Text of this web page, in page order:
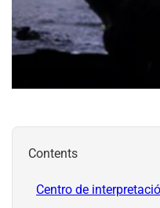
Contents
Centro de